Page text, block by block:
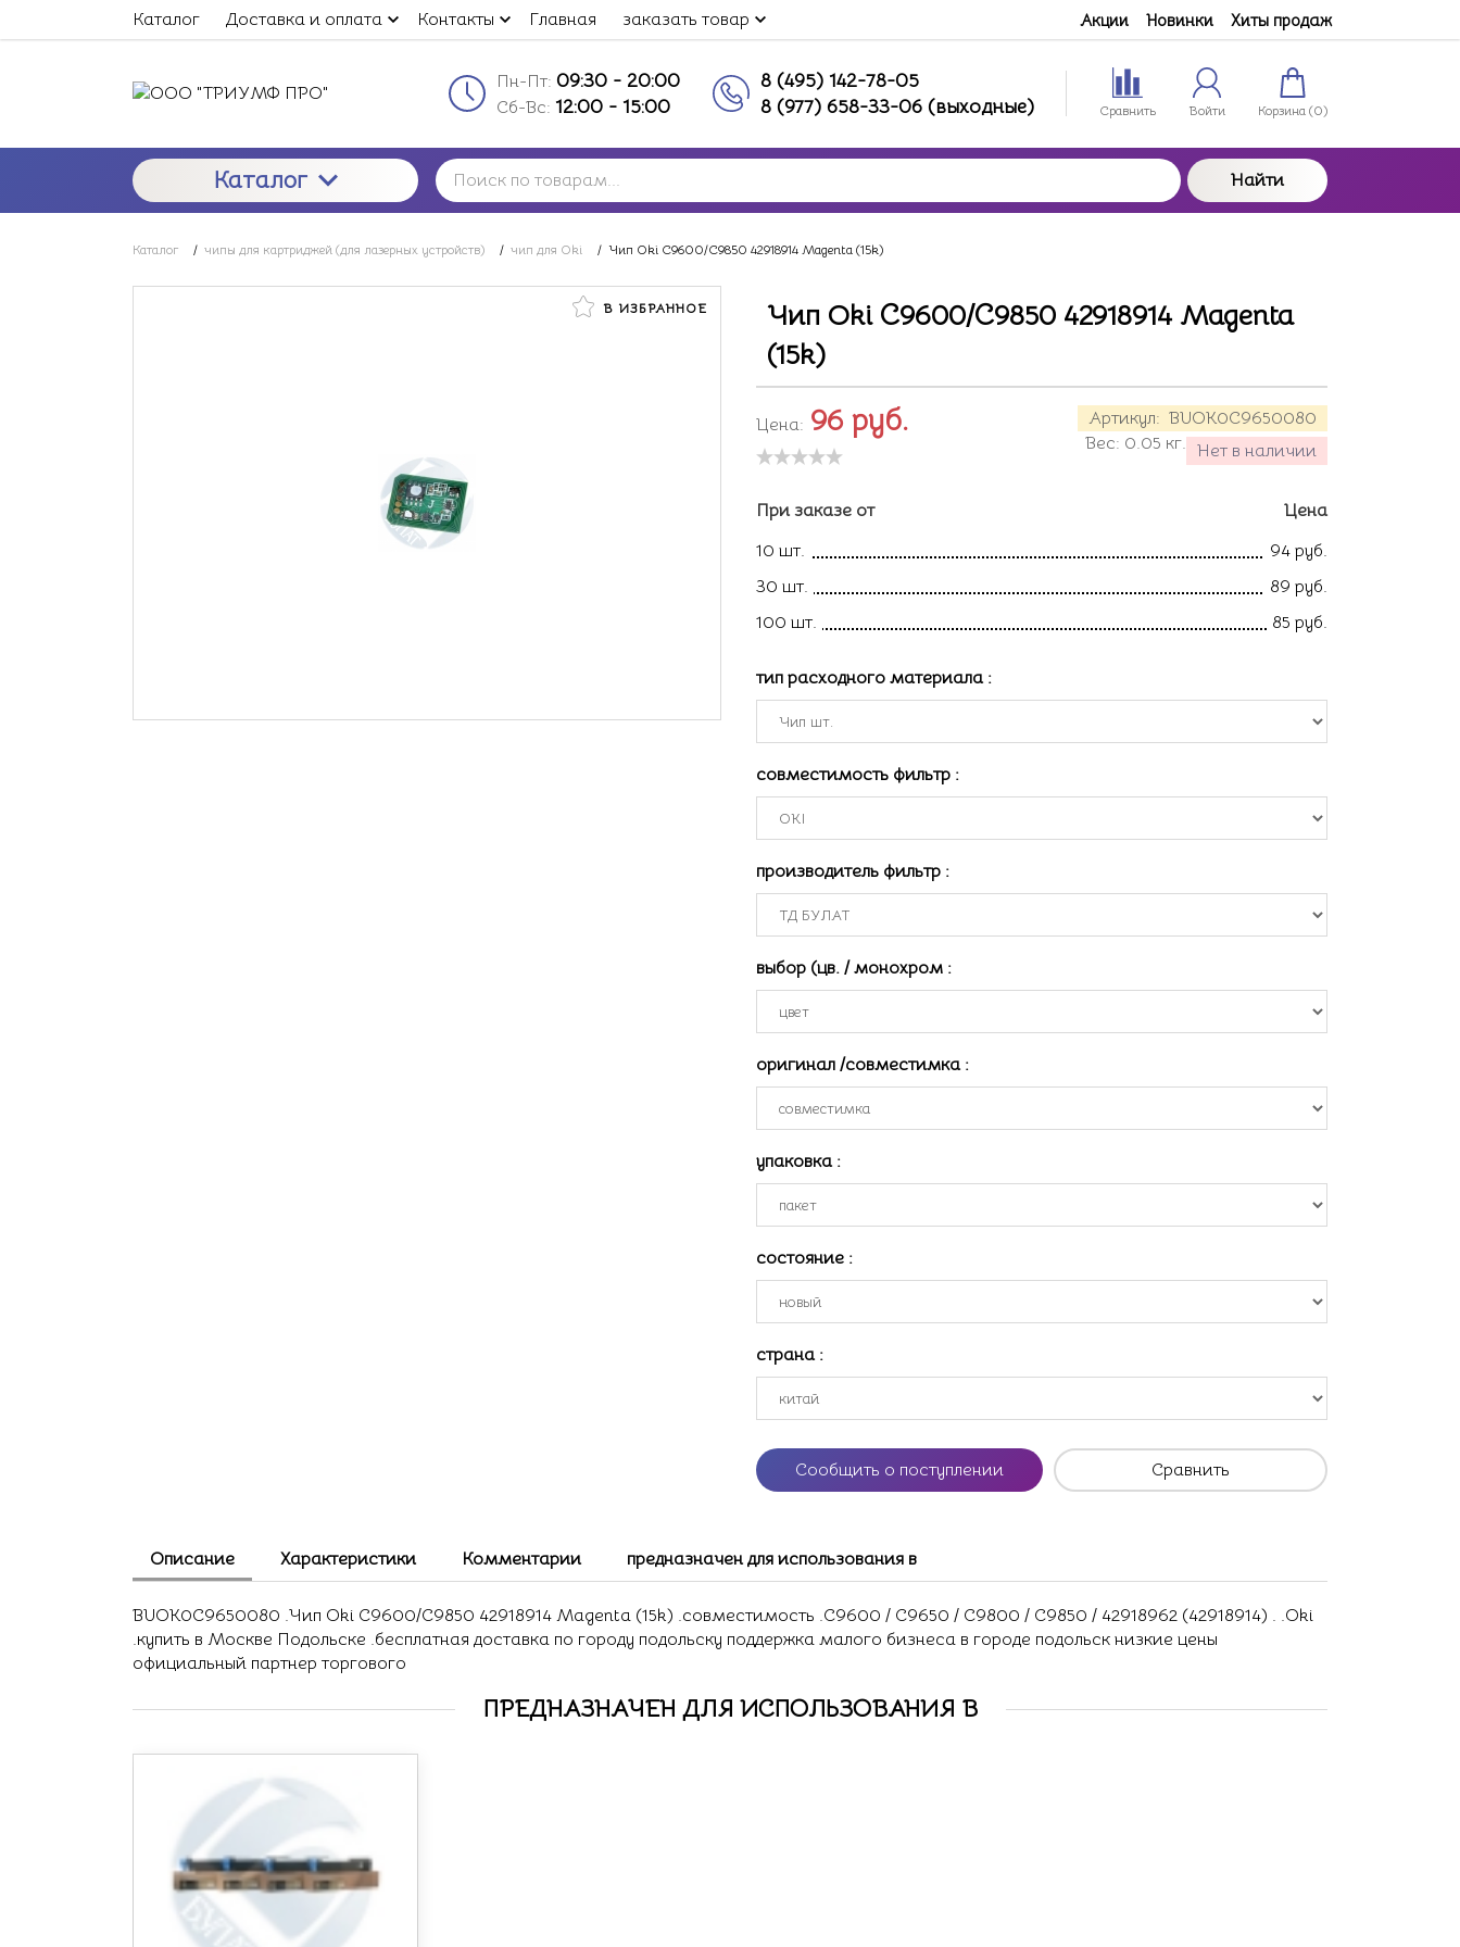
Каталог Доставка и оплата Контакты Главная заказать товар Акции Новинки Хиты продаж
Пн-Пт: 09:30 - 20:00
Сб-Вс: 12:00 - 15:00
8 (495) 142-78-05
8 (977) 658-33-06 (выходные)
Сравнить Войти Корзина (0)
Каталог Найти
Каталог / чипы для картриджей (для лазерных устройств) / чип для Oki / Чип Oki C9600/C9850 42918914 Magenta (15k)
В ИЗБРАННОЕ
Чип Oki C9600/C9850 42918914 Magenta
(15k)
Артикул: BUOK0C9650080
Нет в наличии
Вес: 0.05 кг.
Цена: 96 руб.
При заказе от
Цена
10 шт.
94 руб.
30 шт.
89 руб.
100 шт.
85 руб.
тип расходного материала :
совместимость фильтр :
производитель фильтр :
выбор (цв. / монохром :
оригинал /совместимка :
упаковка :
состояние :
страна :
Сообщить о поступлении Сравнить
Описание Характеристики Комментарии предназначен для использования в
BUOK0C9650080 .Чип Oki C9600/C9850 42918914 Magenta (15k) .совместимость .C9600 / C9650 / C9800 / C9850 / 42918962 (42918914) . .Oki
.купить в Москве Подольске .бесплатная доставка по городу подольску поддержка малого бизнеса в городе подольск низкие цены
официальный партнер торгового
ПРЕДНАЗНАЧЕН ДЛЯ ИСПОЛЬЗОВАНИЯ В